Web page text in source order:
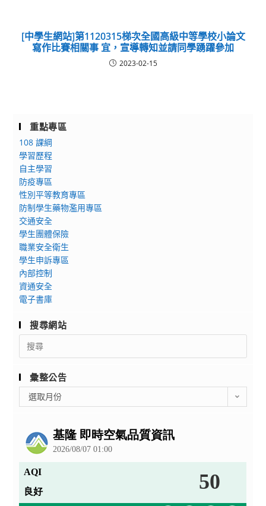
[中學生網站]第1120315梯次全國高級中等學校小論文
寫作比賽相關事 宜，宣導轉知並請同學踴躍參加
2023-02-15
重點專區
108 課綱
學習歷程
自主學習
防疫專區
性別平等教育專區
防制學生藥物濫用專區
交通安全
學生團體保險
職業安全衛生
學生申訴專區
內部控制
資通安全
電子書庫
搜尋網站
Search
for:
彙整公告
整
選取月份